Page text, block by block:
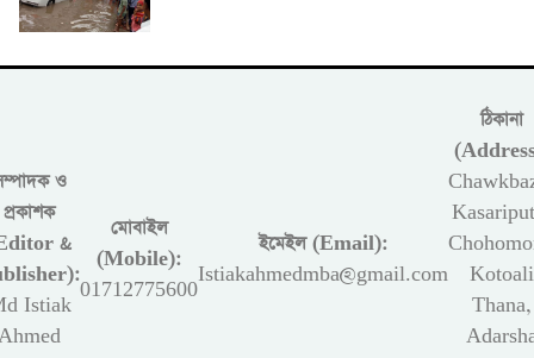
ও
প্রকাশক
&
Istiak
মোবাইল
(Mobile):
01712775600
ইমেইল (Email):
Istiakahmedmba@gmail.com
ঠিকানা
Kotoali
Thana,